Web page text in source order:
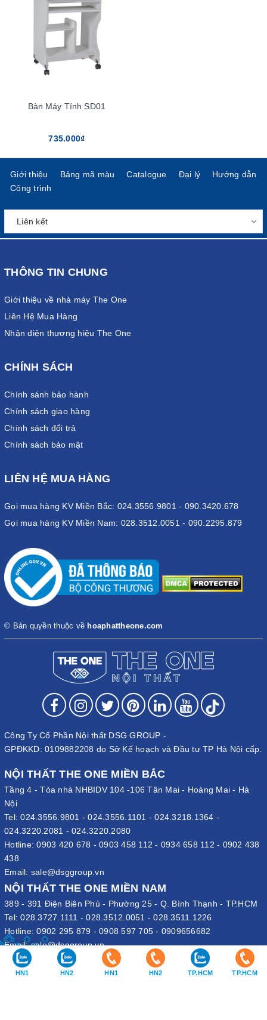
Bàn Máy Tính SD01
735.000₫
Giới thiệu Bảng mã màu Catalogue Đại lý
Hướng dẫn
Công trình
THÔNG TIN CHUNG
Giới thiệu về nhà máy The One
Liên Hệ Mua Hàng
Nhận diện thương hiệu The One
CHÍNH SÁCH
Chính sánh bảo hành
Chính sách giao hàng
Chính sách đổi trả
Chính sách bảo mật
LIÊN HỆ MUA HÀNG
Gọi mua hàng KV Miền Bắc: 024.3556.9801 - 090.3420.678
Gọi mua hàng KV Miền Nam: 028.3512.0051 - 090.2295.879
© Bản quyền thuộc về hoaphattheone.com
Công Ty Cổ Phần Nội thất DSG GROUP -
GPĐKKD: 0109882208 do Sở Kế hoạch và Đầu tư TP Hà Nội cấp.
NỘI THẤT THE ONE MIỀN BẮC
Tầng 4 - Tòa nhà NHBIDV 104 -106 Tân Mai - Hoàng Mai - Hà
Nội
Tel:024.3556.9801 -024.3556.1101 -024.3218.1364 -
024.3220.2081 - 024.3220.2080
Hotline:0903 420 678 - 0903 458 112 - 0934 658 112 - 0902 438
438
Email: sale@dsggroup.vn
NỘI THẤT THE ONE MIỀN NAM
389 - 391 Điện Biên Phủ - Phường 25 - Q. Bình Thạnh - TP.HCM
Tel:028.3727.1111 -028.3512.0051 -028.3511.1226
Hotline:0902 295 879 - 0908 597 705 - 0909656682
Email:sale@dsggroup.vn
VĂN PHÒNG TẬP ĐOÀN
109 Trần Hưng Đạo - P. Cửa Nam - Q. Hoàn Kiếm - Hà Nội
HN1 HN2 HN1 HN2 TP.HCM TP.HCM